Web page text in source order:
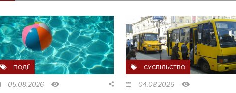
ПОДІЇ
05.08.2026
СУСПІЛЬСТВО
04.08.2026